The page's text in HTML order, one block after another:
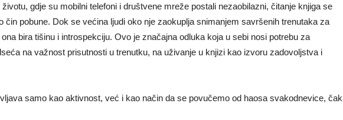
gdje su mobilni telefoni i društvene mreže postali nezaobilazni, čitanje knjiga se
čin pobune. Dok se većina ljudi oko nje zaokuplja snimanjem savršenih trenutaka za
bira tišinu i introspekciju. Ovo je značajna odluka koja u sebi nosi potrebu za
na važnost prisutnosti u trenutku, na uživanje u knjizi kao izvoru zadovoljstva i
samo kao aktivnost, već i kao način da se povučemo od haosa svakodnevice, čak